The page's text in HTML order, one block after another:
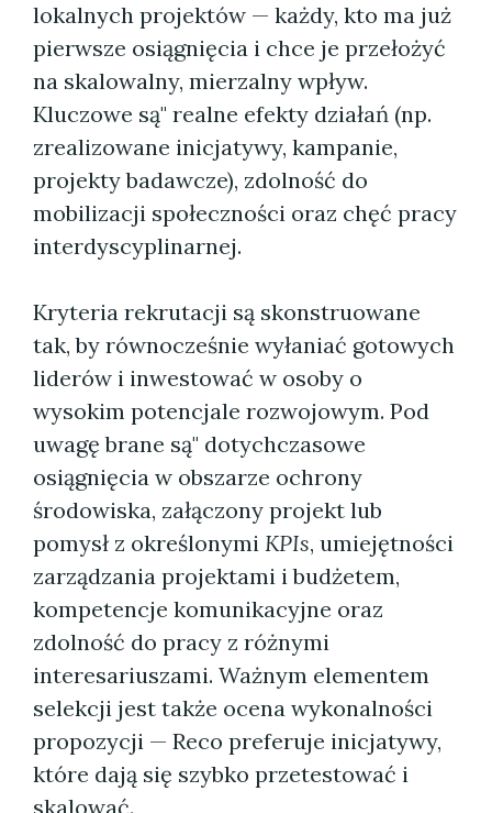
lokalnych projektów — każdy, kto ma już
pierwsze osiągnięcia i chce je przełożyć
na skalowalny, mierzalny wpływ.
Kluczowe są" realne efekty działań (np.
zrealizowane inicjatywy, kampanie,
projekty badawcze), zdolność do
mobilizacji społeczności oraz chęć pracy
interdyscyplinarnej.
Kryteria rekrutacji są skonstruowane
tak, by równocześnie wyłaniać gotowych
liderów i inwestować w osoby o
wysokim potencjale rozwojowym. Pod
uwagę brane są" dotychczasowe
osiągnięcia w obszarze ochrony
środowiska, załączony projekt lub
pomysł z określonymi KPIs, umiejętności
zarządzania projektami i budżetem,
kompetencje komunikacyjne oraz
zdolność do pracy z różnymi
interesariuszami. Ważnym elementem
selekcji jest także ocena wykonalności
propozycji — Reco preferuje inicjatywy,
które dają się szybko przetestować i
skalować.